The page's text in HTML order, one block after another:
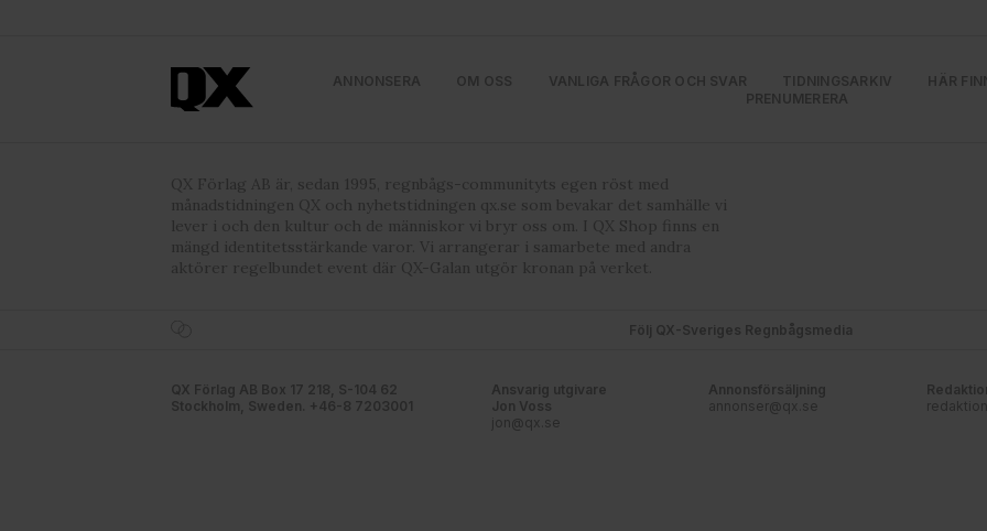
ANNONSERA OM OSS VANLIGA FRÅGOR OCH SVAR TIDNINGSARKIV HÄR
PRENUMERERA
QX Förlag AB är, sedan 1995, regnbågs-communityts egen röst med
månadstidningen QX och nyhetstidningen qx.se som bevakar det samhälle vi
lever i och den kultur och de människor vi bryr oss om. I QX Shop finns en
mängd identitetsstärkande varor. Vi arrangerar i samarbete med andra
aktörer regelbundet event där QX-Galan utgör kronan på verket.
Följ QX-Sveriges Regnbågsmedia
QX Förlag AB Box 17 218, S-104 62
Stockholm, Sweden. +46-8 7203001
Ansvarig utgivare
Jon Voss
jon@qx.se
Annonsförsäljning
annonser@qx.se